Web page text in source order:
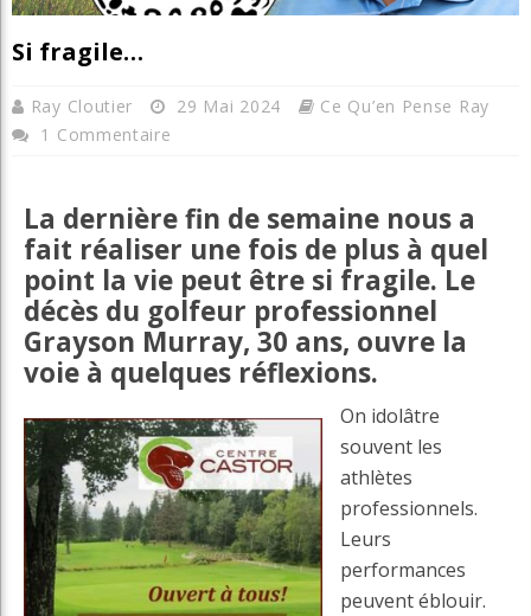
Si fragile…
Ray Cloutier 29 Mai 2024
Ce Qu’en Pense Ray
1 Commentaire
La dernière fin de semaine nous a
fait réaliser une fois de plus à quel
point la vie peut être si fragile. Le
décès du golfeur professionnel
Grayson Murray, 30 ans, ouvre la
voie à quelques réflexions.
On idolâtre
souvent les
athlètes
professionnels.
Leurs
performances
peuvent éblouir.